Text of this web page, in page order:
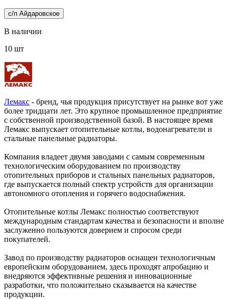
с/п Айдаровское
В наличии
10 шт
Лемакс - бренд, чья продукция присутствует на рынке вот уже
более тридцати лет. Это крупное промышленное предприятие
с собственной производственной базой. В настоящее время
Лемакс выпускает отопительные котлы, водонагреватели и
стальные панельные радиаторы.
Компания владеет двумя заводами с самым современным
технологическим оборудованием по производству
отопительных приборов и стальных панельных радиаторов,
где выпускается полный спектр устройств для организации
автономного отопления и горячего водоснабжения.
Отопительные котлы Лемакс полностью соответствуют
международным стандартам качества и безопасности и вполне
заслуженно пользуются доверием и спросом среди
покупателей.
Завод по производству радиаторов оснащен технологичным
европейским оборудованием, здесь проходят апробацию и
внедряются эффективные решения и инновационные
разработки, что положительно сказывается на качестве
продукции.